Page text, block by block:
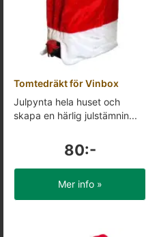
Tomtedräkt för Vinbox
Julpynta hela huset och
skapa en härlig julstämnin...
80:-
Mer info »